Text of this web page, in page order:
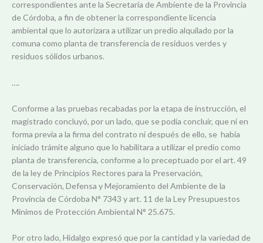
correspondientes ante la Secretaría de Ambiente de la Provincia
de Córdoba, a fin de obtener la correspondiente licencia
ambiental que lo autorizara a utilizar un predio alquilado por la
comuna como planta de transferencia de residuos verdes y
residuos sólidos urbanos.
….
Conforme a las pruebas recabadas por la etapa de instrucción, el
magistrado concluyó, por un lado, que se podía concluir, que ni en
forma previa a la firma del contrato ni después de ello, se había
iniciado trámite alguno que lo habilitara a utilizar el predio como
planta de transferencia, conforme a lo preceptuado por el art. 49
de la ley de Principios Rectores para la Preservación,
Conservación, Defensa y Mejoramiento del Ambiente de la
Provincia de Córdoba N° 7343 y art. 11 de la Ley Presupuestos
Mínimos de Protección Ambiental N° 25.675.
Por otro lado, Hidalgo expresó que por la cantidad y la variedad de